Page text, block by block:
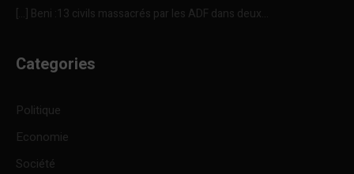
[…] Beni :13 civils massacrés par les ADF dans deux...
Categories
Politique
Economie
Société